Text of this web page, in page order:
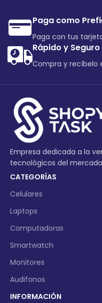
Paga como
Paga con tus
Rápido y Seguro
Compra y recíbelo
Empresa dedicada a la
tecnológicos del
CATEGORÍAS
Celulares
Laptops
Computadoras
Smartwatch
Monitores
Audifonos
INFORMACIÓN